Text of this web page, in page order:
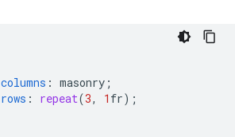
: masonry ;
: repeat(3, 1 fr);